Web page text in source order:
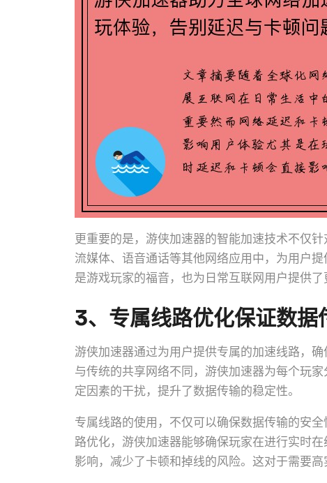
更重要的是，游侠加速器的智能加速技术不仅
流媒体、语音通话等其他网络应用中，为用户
是游戏玩家的福音，也为日常互联网用户提供了
3、专属线路优化保证数据
游侠加速器通过为用户提供专属的加速线路，
与传统的共享网络不同，游侠加速器为每个玩
定因素的干扰，提升了数据传输的稳定性。
专属线路的使用，不仅可以确保数据传输的安
路优化，游侠加速器能够确保玩家在进行实时
影响，减少了卡顿和掉线的风险。这对于需要